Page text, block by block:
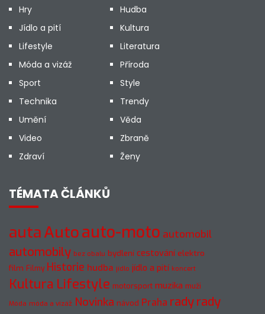
Hry
Hudba
Jídlo a pití
Kultura
Lifestyle
Literatura
Móda a vizáž
Příroda
Sport
Style
Technika
Trendy
Umění
Věda
Video
Zbraně
Zdraví
Ženy
TÉMATA ČLÁNKŮ
autaAutoauto-moto automobil
automobily bez obalu bydlení cestování elektro
film Filmy Historie hudba jídlo jídlo a pití koncert
Kultura Lifestyle motorsport muzika muži
Móda móda a vizáž Novinka návod Praha radyrady